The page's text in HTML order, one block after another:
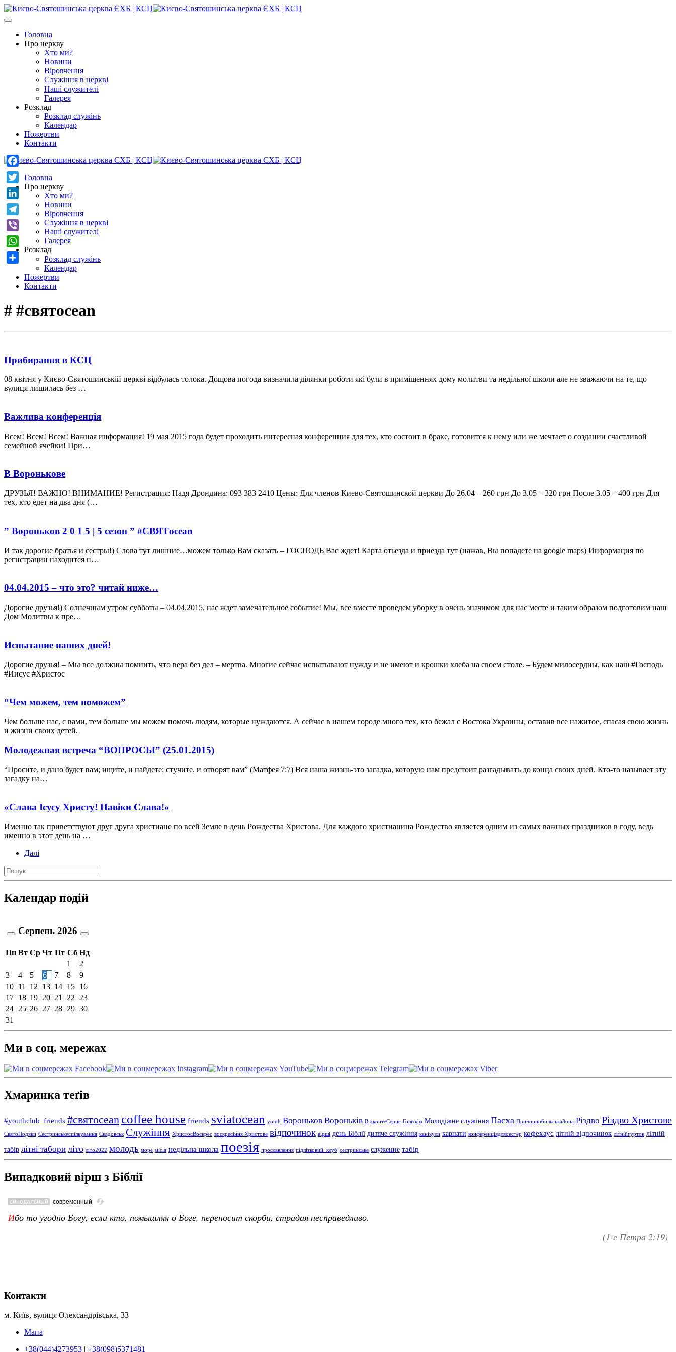
Головна
Про церкву
Хто ми?
Новини
Віровчення
Служіння в церкві
Наші служителі
Галерея
Розклад
Розклад служінь
Календар
Пожертви
Контакти
Головна
Про церкву
Хто ми?
Новини
Віровчення
Служіння в церкві
Наші служителі
Галерея
Розклад
Розклад служінь
Календар
Пожертви
Контакти
# #святocean
Прибирання в КСЦ
08 квітня у Києво-Святошинській церкві відбулась толока. Дощова погода визначила ділянки роботи які були в приміщеннях дому молитви та недільної школи але не зважаючи на те, що
вулиця лишилась без …
Важлива конференція
Всем! Всем! Всем! Важная информация! 19 мая 2015 года будет проходить интересная конференция для тех, кто состоит в браке, готовится к нему или же мечтает о создании счастливой
семейной ячейки! При…
В Воронькове
ДРУЗЬЯ! ВАЖНО! ВНИМАНИЕ! Регистрация: Надя Дрондина: 093 383 2410 Цены: Для членов Киево-Святошинской церкви До 26.04 – 260 грн До 3.05 – 320 грн После 3.05 – 400 грн Для
тех, кто едет на два дня (…
” Вороньков 2 0 1 5 | 5 сезон ” #СВЯТocean
И так дорогие братья и сестры!) Слова тут лишние…можем только Вам сказать – ГОСПОДЬ Вас ждет! Карта отьезда и приезда тут (нажав, Вы попадете на google maps) Информация по
регистрации находится н…
04.04.2015 – что это? читай ниже…
Дорогие друзья!) Солнечным утром субботы – 04.04.2015, нас ждет замечательное событие! Мы, все вместе проведем уборку в очень значимом для нас месте и таким образом подготовим наш
Дом Молитвы к пре…
Испытание наших дней!
Дорогие друзья! – Мы все должны помнить, что вера без дел – мертва. Многие сейчас испытывают нужду и не имеют и крошки хлеба на своем столе. – Будем милосердны, как наш #Господь
#Иисус #Христос
“Чем можем, тем поможем”
Чем больше нас, с вами, тем больше мы можем помочь людям, которые нуждаются. А сейчас в нашем городе много тех, кто бежал с Востока Украины, оставив все нажитое, спасая свою жизнь
и жизни своих детей.
Молодежная встреча “ВОПРОСЫ” (25.01.2015)
“Просите, и дано будет вам; ищите, и найдете; стучите, и отворят вам” (Матфея 7:7) Вся наша жизнь-это загадка, которую нам предстоит разгадывать до конца своих дней. Кто-то называет эту
загадку на…
«Слава Ісусу Христу! Навіки Слава!»
Именно так приветствуют друг друга христиане по всей Земле в день Рождества Христова. Для каждого христианина Рождество является одним из самых важных праздников в году, ведь
именно в этот день на …
Далі
Календар подій
Серпень 2026
Пн Вт Ср Чт Пт Сб Нд
1
2
3
4 5 6 7 8
9
10 11 12 13 14 15 16
17 18 19 20 21 22
23
24 25 26 27 28 29 30
31
Ми в соц. мережах
Хмаринка теґів
#youthclub_friends #святocean coffee house friends sviatocean youth Вороньков Вороньків ВідкритеСерце Голгофа Молодіжне служіння Пасха ПричорнобильськаЗона Різдво Різдво Христове
СвятоПодяки Сестринськеспілкування Скадовськ Служіння ХристосВоскрес воскресіння Христове відпочинок вірші день Біблії дитяче служіння канікули карпати конференціядлясестер кофехаус літній відпочинок літнійгурток літній
табір літні табори літо літо2022 молодь море місія недільна школа поезія прославлення підлітковий_клуб сестринське служение табір
Випадковий вірш з Біблії
Контакти
м. Київ, вулиця Олександрівська, 33
Мапа
+38(044)4273953 | +38(098)5371481
Facebook
Twitter
LinkedIn
Telegram
Viber
WhatsApp
Поділитися